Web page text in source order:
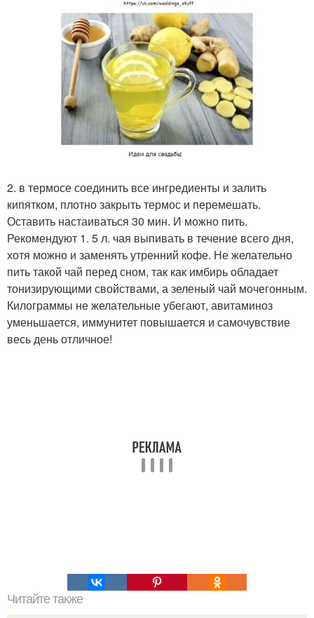
2. в термосе соединить все ингредиенты и залить
кипятком, плотно закрыть термос и перемешать.
Оставить настаиваться 30 мин. И можно пить.
Рекомендуют 1. 5 л. чая выпивать в течение всего дня,
хотя можно и заменять утренний кофе. Не желательно
пить такой чай перед сном, так как имбирь обладает
тонизирующими свойствами, а зеленый чай мочегонным.
Килограммы не желательные убегают, авитаминоз
уменьшается, иммунитет повышается и самочувствие
весь день отличное!
Читайте также